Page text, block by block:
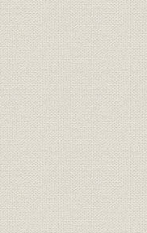
12月~1966年3月―